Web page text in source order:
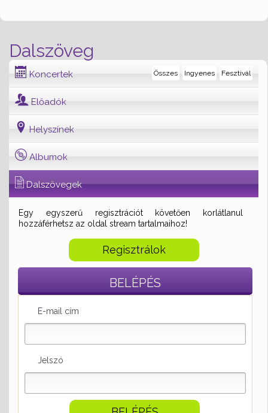
Dalszöveg
Koncertek Fesztivál
Ingyenes
Összes
Előadók
Helyszínek
Albumok
Dalszövegek
Egy egyszerű regisztrációt követően korlátlanul
hozzáférhetsz az oldal stream tartalmaihoz!
Regisztrálok
BELÉPÉS
E-mail cím
Jelszó